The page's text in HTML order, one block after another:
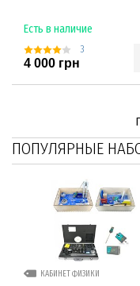
Есть в наличие
3
4 000 грн
ПОПУЛЯРНЫЕ
КАБИНЕТ ФИЗИКИ